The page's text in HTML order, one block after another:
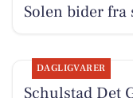
Solen bider fra
DAGLIGVARER
Schulstad Det